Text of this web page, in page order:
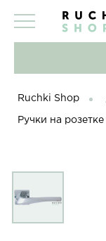
Ruchki Shop
Ручки на розетке